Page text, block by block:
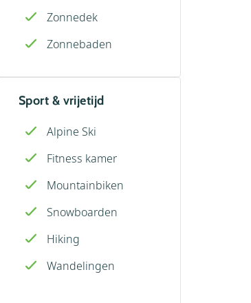
Zonnedek
Zonnebaden
Sport & vrijetijd
Alpine Ski
Fitness kamer
Mountainbiken
Snowboarden
Hiking
Wandelingen